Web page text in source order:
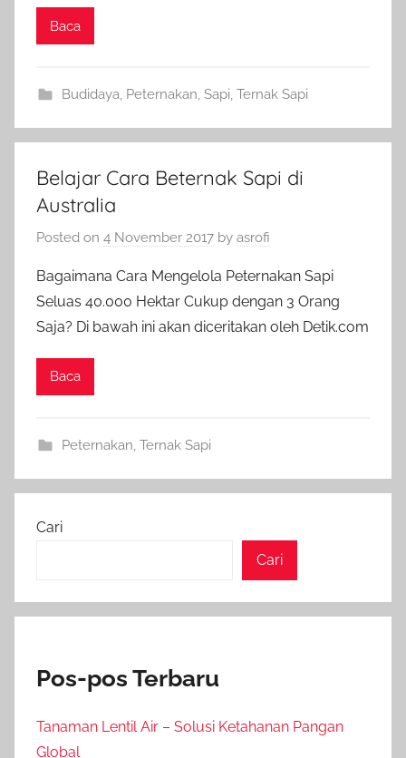
Baca
Budidaya, Peternakan, Sapi, Ternak Sapi
Belajar Cara Beternak Sapi di
Australia
Posted on 4 November 2017 by asrofi
Bagaimana Cara Mengelola Peternakan Sapi
Seluas 40.000 Hektar Cukup dengan 3 Orang
Saja? Di bawah ini akan diceritakan oleh Detik.com
Baca
Peternakan Ternak Sapi
Cari
Cari
Pos-pos Terbaru
Tanaman Lentil Air – Solusi Ketahanan Pangan
Global